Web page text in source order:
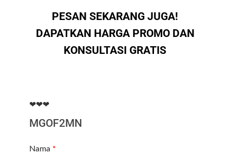
PESAN SEKARANG JUGA!
DAPATKAN HARGA PROMO DAN
KONSULTASI GRATIS
❤❤❤
Nama *